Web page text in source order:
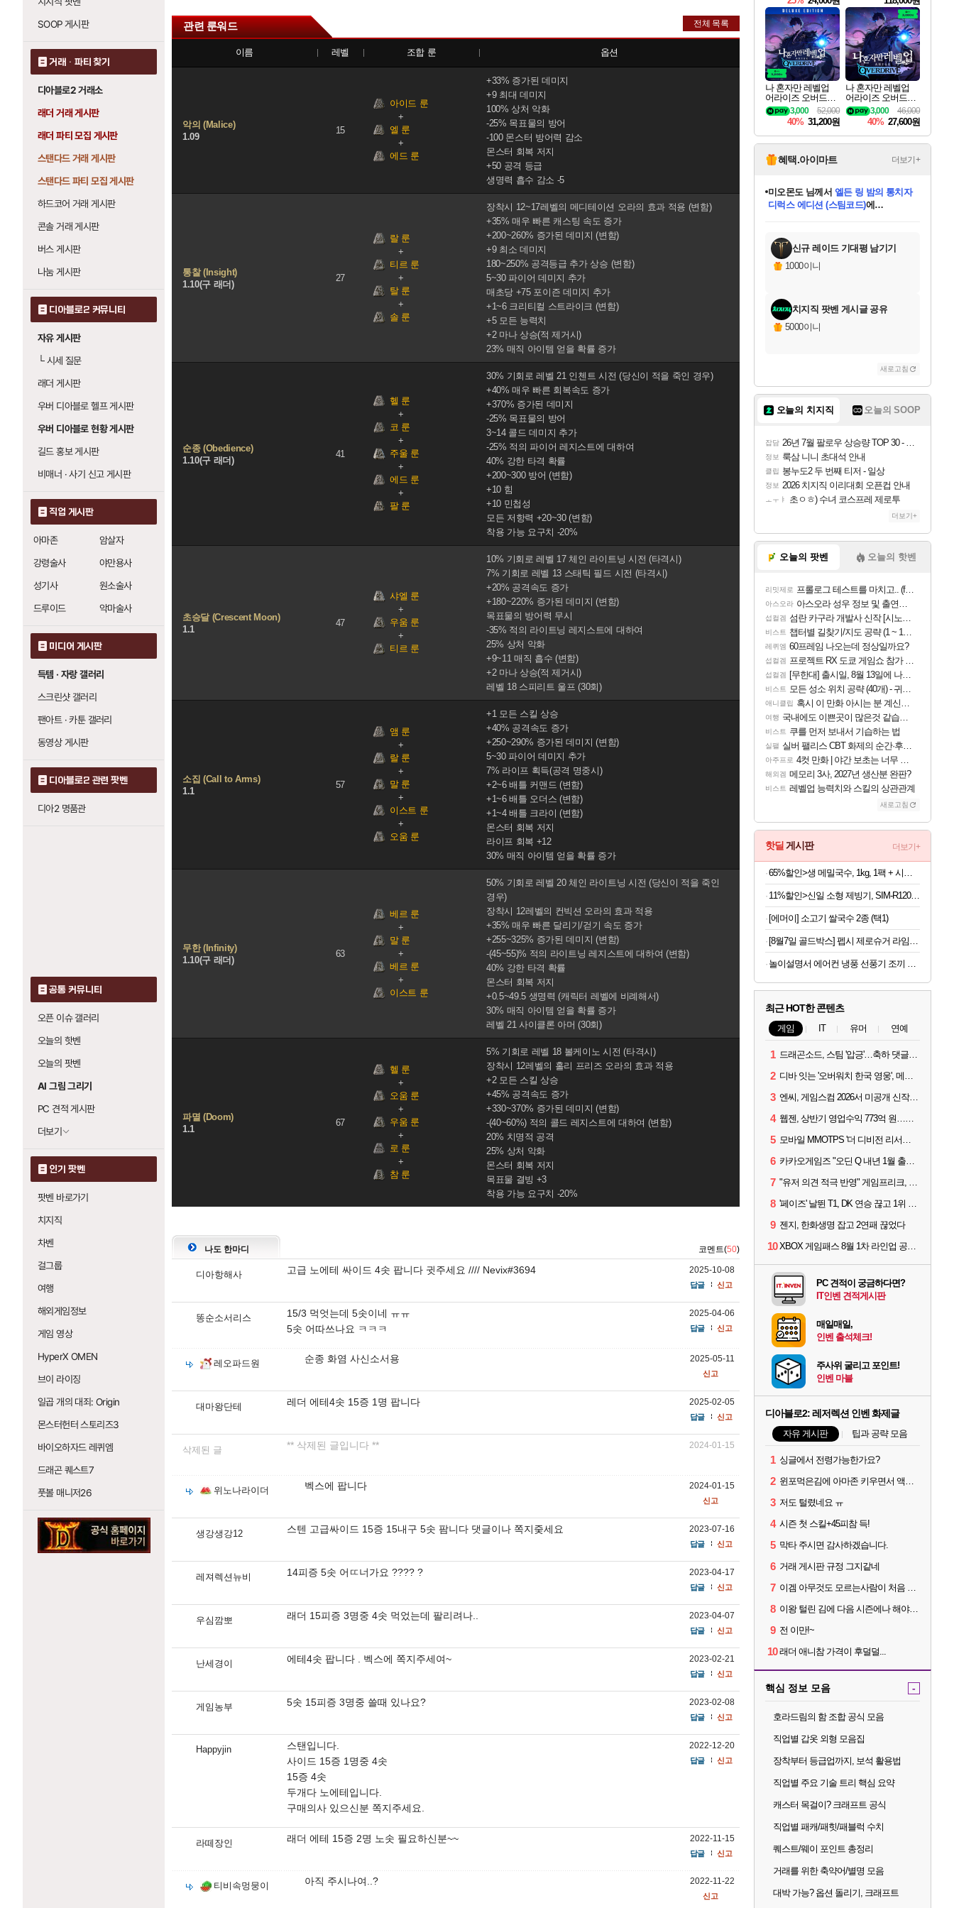
SOOP 게시판
거래 · 파티 찾기
디아블로2 거래소
래더 거래 게시판
래더 파티 모집 게시판
스탠다드 거래 게시판
스탠다드 파티 모집 게시판
하드코어 거래 게시판
콘솔 거래 게시판
버스 게시판
나눔 게시판
디아블로2 커뮤니티
자유 게시판
└시세 질문
래더 게시판
우버 디아블로 헬프 게시판
우버 디아블로 현황 게시판
길드 홍보 게시판
비매너 · 사기 신고 게시판
직업 게시판
아마존
암살자
강령술사
야만용사
성기사
원소술사
드루이드
악마술사
미디어 게시판
득템 · 자랑 갤러리
스크린샷 갤러리
팬아트 · 카툰 갤러리
동영상 게시판
디아블로2 관련 팟벤
디아2 명품관
공통 커뮤니티
오픈 이슈 갤러리
오늘의 핫벤
오늘의 팟벤
AI 그림 그리기
PC 견적 게시판
더보기
인기 팟벤
팟벤 바로가기
치지직
차벤
걸그룹
여행
해외게임정보
게임 영상
HyperX OMEN
브이 라이징
일곱 개의 대죄: Origin
몬스터헌터 스토리즈3
바이오하자드 레퀴엠
드래곤 퀘스트7
풋볼 매니저26
관련 룬워드 전체 목록
이름 레벨 조합 룬 옵션
악의 (Malice)
1.09
15
아이드 룬
엘 룬
에드 룬
+33% 증가된 데미지
+9 최대 데미지
100% 상처 악화
-25% 목표물의 방어
-100 몬스터 방어력 감소
몬스터 회복 저지
+50 공격 등급
생명력 흡수 감소 -5
통찰 (Insight)
1.10(구 래더)
27
랄 룬
티르 룬
탈 룬
솔 룬
장착시 12~17레벨의 메디테이션 오라의 효과 적용 (변함)
+35% 매우 빠른 캐스팅 속도 증가
+200~260% 증가된 데미지 (변함)
+9 최소 데미지
180~250% 공격등급 추가 상승 (변함)
5~30 파이어 데미지 추가
매초당 +75 포이즌 데미지 추가
+1~6 크리티컬 스트라이크 (변함)
+5 모든 능력치
+2 마나 상승(적 제거시)
23% 매직 아이템 얻을 확률 증가
순종 (Obedience)
1.10(구 래더)
41
헬 룬
코 룬
주울 룬
에드 룬
팔 룬
30% 기회로 레벨 21 인첸트 시전 (당신이 적을 죽인 경우)
+40% 매우 빠른 회복속도 증가
+370% 증가된 데미지
-25% 목표물의 방어
3~14 콜드 데미지 추가
-25% 적의 파이어 레지스트에 대하여
40% 강한 타격 확률
+200~300 방어 (변함)
+10 힘
+10 민첩성
모든 저항력 +20~30 (변함)
착용 가능 요구치 -20%
초승달 (Crescent Moon)
1.1
47
샤엘 룬
우움 룬
티르 룬
10% 기회로 레벨 17 체인 라이트닝 시전 (타격시)
7% 기회로 레벨 13 스태틱 필드 시전 (타격시)
+20% 공격속도 증가
+180~220% 증가된 데미지 (변함)
목표물의 방어력 무시
-35% 적의 라이트닝 레지스트에 대하여
25% 상처 악화
+9~11 매직 흡수 (변함)
+2 마나 상승(적 제거시)
레벨 18 스피리트 울프 (30회)
소집 (Call to Arms)
1.1
57
앰 룬
랄 룬
말 룬
이스트 룬
오움 룬
+1 모든 스킬 상승
+40% 공격속도 증가
+250~290% 증가된 데미지 (변함)
5~30 파이어 데미지 추가
7% 라이프 획득(공격 명중시)
+2~6 배틀 커맨드 (변함)
+1~6 배틀 오더스 (변함)
+1~4 배틀 크라이 (변함)
몬스터 회복 저지
라이프 회복 +12
30% 매직 아이템 얻을 확률 증가
무한 (Infinity)
1.10(구 래더)
63
베르 룬
말 룬
베르 룬
이스트 룬
50% 기회로 레벨 20 체인 라이트닝 시전 (당신이 적을 죽인
경우)
장착시 12레벨의 컨빅션 오라의 효과 적용
+35% 매우 빠른 달리기/걷기 속도 증가
+255~325% 증가된 데미지 (변함)
-(45~55)% 적의 라이트닝 레지스트에 대하여 (변함)
40% 강한 타격 확률
몬스터 회복 저지
+0.5~49.5 생명력 (캐릭터 레벨에 비례해서)
30% 매직 아이템 얻을 확률 증가
레벨 21 사이클론 아머 (30회)
파멸 (Doom)
1.1
67
헬 룬
오움 룬
우움 룬
로 룬
참 룬
5% 기회로 레벨 18 볼케이노 시전 (타격시)
장착시 12레벨의 홀리 프리즈 오라의 효과 적용
+2 모든 스킬 상승
+45% 공격속도 증가
+330~370% 증가된 데미지 (변함)
-(40~60%) 적의 콜드 레지스트에 대하여 (변함)
20% 치명적 공격
25% 상처 악화
몬스터 회복 저지
목표물 결빙 +3
착용 가능 요구치 -20%
글
영
나도 한마디 코멘트(50)
디아항해사 고급 노에테 싸이드 4솟 팝니다 귓주세요 //// Nevix#3694 2025-10-08
답글 신고
똥순소서리스
15/3 먹엇는데 5솟이네 ㅠㅠ
5솟 어따쓰나요 ㅋㅋㅋ
2025-04-06
답글 신고
레오파드원 순종 화염 사신소서용 2025-05-11
신고
대마왕단테 레더 에테4솟 15증 1명 팝니다 2025-02-05
답글 신고
삭제된 글 ** 삭제된 글입니다 ** 2024-01-15
위노나라이더 벡스에 팝니다 2024-01-15
신고
생강생강12 스텐 고급싸이드 15증 15내구 5솟 팜니다 댓글이나 쪽지줒세요 2023-07-16
답글 신고
레져렉션뉴비 14피증 5솟 어ㄸ너가요 ???? ? 2023-04-17
답글 신고
우심깜뽀 래더 15피증 3명중 4솟 먹었는데 팔리려나.. 2023-04-07
답글 신고
난세경이 에테4솟 팝니다 . 벡스에 쪽지주세여~ 2023-02-21
답글 신고
게임농부 5솟 15피증 3명중 쓸때 있나요? 2023-02-08
답글 신고
Happyjin
스탠입니다.
사이드 15증 1명중 4솟
15증 4솟
두개다 노에테입니다.
구매의사 있으신분 쪽지주세요.
2022-12-20
답글 신고
라떼장인 래더 에테 15증 2명 노솟 필요하신분~~ 2022-11-15
답글 신고
티비속멍뭉이 아직 주시나여..? 2022-11-22
신고
te Edition
나 혼자만 레벨업
어라이즈 오버드라
이브 디럭스 에디션
Solo Leveling Arise
Overdrive Deluxe Edi
tion
52,000
3,000
40% 31,200원
나 혼자만 레벨업
어라이즈 오버드라
이브 Solo Leveling A
rise
46,000
3,000
40% 27,600원
혜택.아이마트 더보기+
교환.
당첨되셨습니다.
당첨되셨습니다.
당첨되셨습니다.
미오몬도님께서 엘든 링 밤의 통치자
디럭스 에디션 (스팀코드)에
당첨되셨습니다.
당첨되셨습니다.
당첨되셨습니다.
에디션 (스팀코드)를 교환.
당첨되셨습니다.
신규 레이드 기대평 남기기
1000이니
치지직 팟벤 게시글 공유
5000이니
새로고침
오늘의 치지직 오늘의 SOOP
잡담 26년 7월 팔로우 상승량 TOP 30 - 월간 치지직
정보 룩삼 니니 초대석 안내
클립 봉누도2 두 번째 티저 - 일상
정보 2026 치지직 이리대회 오픈컵 안내
ㅗㅜㅑ 초ㅇㅎ) 수녀 코스프레 제로투
더보기+
오늘의 팟벤 오늘의 핫벤
리밋제로 프롤로그 테스트를 마치고.. (feat. 리아)
아스오라 아스오라 성우 정보 및 출연작 모음
섭컬겜 섬란 카구라 개발사 신작 [시노비 넥서스] 연내 출시 예정
비스트 챕터별 길찾기/지도 공략 (1 ~ 12장)
레퀴엠 60프레임 나오는데 정상일까요?
섭컬겜 프로젝트 RX 도쿄 게임쇼 참가 결정
섭컬겜 [무한대] 출시일, 8월 13일에 나오나
비스트 모든 성소 위치 공략 (40개) - 귀환한 영혼 도전과제
애니클립 혹시 이 만화 아시는 분 계신가요
여행 국내에도 이쁜곳이 많은것 같습니다
비스트 쿠를 먼저 보내서 기습하는 법
실팰 실버 팰리스 CBT 화제의 순간·후기 모음
아주프로 4컷 만화 | 야간 보초는 너무 힘들어
해외겜 메모리 3사, 2027년 생산분 완판?
비스트 레벨업 능력치와 스킬의 상관관계
새로고침
핫딜 게시판 더보기+
11%할인>신일 소형 제빙기, SIM-R120BH, 본품만
[에머이] 소고기 쌀국수 2종 (택1)
놀이설명서 에어컨 냉풍 선풍기 조끼 옷 작업복 네이비 보조배터리10000mAh
최근 HOT한 콘텐츠
게임 IT 유머 연예
1 드래곤소드, 스팀 '압긍'…축하 댓글 달고 게임 코드 받자!
2 디바 잇는 '오버워치 한국 영웅', 메카 파일럿 디몬 나온다
3 엔씨, 게임스컴 2026서 미공개 신작 최초 공개
4 웹젠, 상반기 영업수익 773억 원…순이익 89% 증가
5 모바일 MMOTPS '더 디비전 리서전스', 6일 스팀에도 출시
6 카카오게임즈 "오딘 Q 내년 1월 출시, 연기는 없다"
7 "유저 의견 적극 반영" 게임프리크, 비스트 오브 리인카네이션 개선 나선다
8 '페이즈' 날뛴 T1, DK 연승 끊고 1위 지켜
9 젠지, 한화생명 잡고 2연패 끊었다
10 XBOX 게임패스 8월 1차 라인업 공개... '비스트 오브 리인카네이션' 즉시 합류
PC 견적이 궁금하다면?
IT인벤 견적게시판
매일매일,
인벤 출석체크!
주사위 굴리고 포인트!
인벤 마블
디아블로2: 레저렉션 인벤 화제글
자유 게시판 팁과 공략 모음
1 싱글에서 전령가능한가요?
2 윈포먹은김에 아마존 키우면서 액트미는데 자룬이?
3 저도 털렸네요 ㅠ
4 시즌 첫 스킬+45피참 득!
5 막타 주시면 감사하겠습니다.
6 거래 게시판 규정 그지같네
7 이겜 아무것도 모르는사람이 처음 시작하기 괜찮나요?
8 이왕 털린 김에 다음 시즌에나 해야겠네요
9 전 이만!~
10 래더 애니참 가격이 후덜덜...
핵심 정보 모음 -
호라드림의 함 조합 공식 모음
직업별 갑옷 외형 모음집
장착부터 등급업까지, 보석 활용법
직업별 주요 기술 트리 핵심 요약
캐스터 목걸이? 크래프트 공식
직업별 패캐/패힛/패블럭 수치
퀘스트/웨이 포인트 총정리
거래를 위한 축약어/별명 모음
대박 가능? 옵션 돌리기, 크래프트